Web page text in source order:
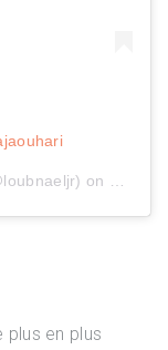
on
plus en plus